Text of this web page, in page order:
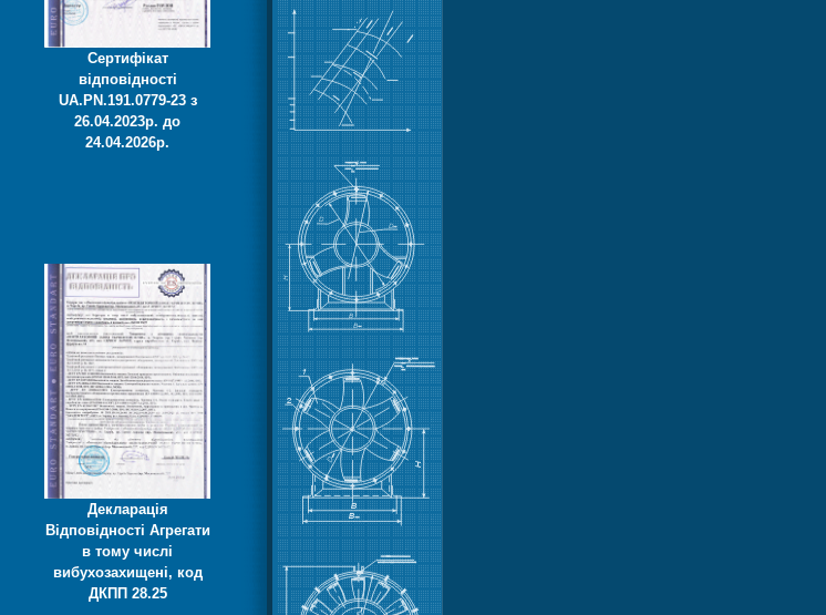
Сертифікат
відповідності
UA.PN.191.0779-23 з
26.04.2023р. до
24.04.2026р.
Декларація
Відповідності Агрегати
в тому числі
вибухозахищені, код
ДКПП 28.25